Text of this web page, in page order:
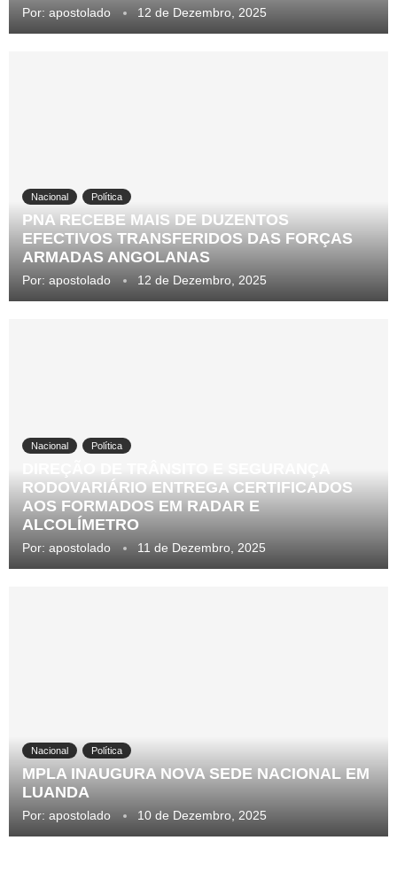
Por: apostolado 12 de Dezembro, 2025
Nacional Política
PNA RECEBE MAIS DE DUZENTOS
EFECTIVOS TRANSFERIDOS DAS FORÇAS
ARMADAS ANGOLANAS
Por: apostolado 12 de Dezembro, 2025
Nacional Política
RODOVARIÁRIO ENTREGA CERTIFICADOS
AOS FORMADOS EM RADAR E
ALCOLÍMETRO
Por: apostolado 11 de Dezembro, 2025
Nacional Política
MPLA INAUGURA NOVA SEDE NACIONAL EM
LUANDA
Por: apostolado 10 de Dezembro, 2025